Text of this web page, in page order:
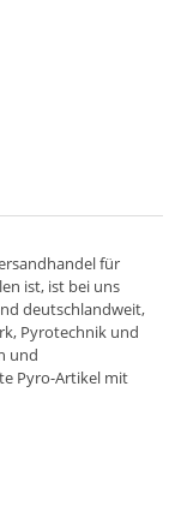
für
ist, ist bei uns
deutschlandweit,
, Pyrotechnik und
und
Pyro-Artikel mit